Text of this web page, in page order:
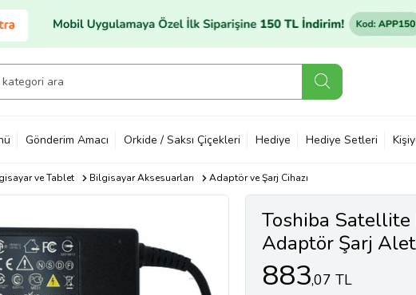
Gönderim Amacı Orkide / Saksı Çiçekleri Hediye Hediye Setleri
ve Tablet Bilgisayar Aksesuarları Adaptör ve Şarj Cihazı
Toshiba
Adaptör Şarj
883,07 TL